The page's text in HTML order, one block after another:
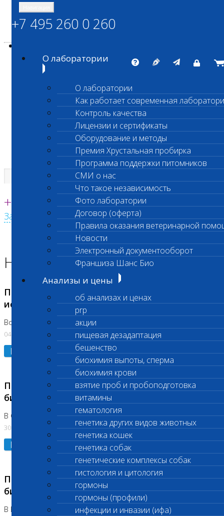
ШАНС БИО
Независимая ветеринарная лаборатория
Единая круглосуточная справочная
+7 495 260 0 260
Заказать звонок с сайта
+7 495 260 0 260
О лаборатории
О лаборатории
Как работает современная
Контроль качества
Лицензии и сертификаты
Оборудование и методы
Премия Хрустальная пробирка
Программа поддержки питомников
СМИ о нас
Что такое независимость
Фото лаборатории
Договор (оферта)
Правила оказания ветеринарной
Новости
Электронный документооборот
Франшиза Шанс Био
Анализы и цены
об анализах и ценах
prp
акции
пищевая дезадаптация
бешенство
биохимия выпоты, сперма
биохимия крови
взятие проб и пробоподготовка
витамины
гематология
генетика других видов животных
генетика кошек
генетика собак
генетические комплексы собак
гистология и цитология
гормоны
гормоны (профили)
инфекции и инвазии (ифа)
Главная страница
Новости лаборатории
Приостановка срочных биохимических
исследований
Во Владыкино
04.08.2026
Подробнее
Приостановлено выполнение срочных
биохимических исследований
В Сколково. Код (123,309,310)
30.07.2026
Подробнее
Приостановлено выполнение срочных
биохимических исследований
В Бутово 29.07.26